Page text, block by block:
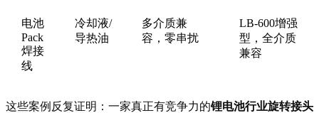
电池
Pack
焊接
线
冷却液/
导热油
多介质兼
容，零串扰
LB-600增强
型，全介质
兼容
这些案例反复证明：一家真正有竞争力的锂电池行业旋转接头